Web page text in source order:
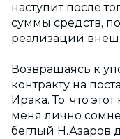
наступит после
суммы средств,
реализации
Возвращаясь к
контракту на
Ирака. То, что
меня лично
беглый Н.Азаров